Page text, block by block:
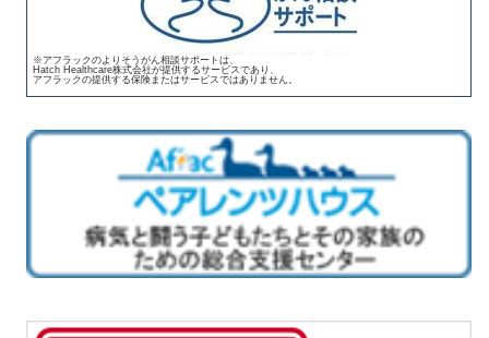
※アフラックのよりそうがん相談サポートは、
Hatch Healthcare株式会社が提供するサービスであり、
アフラックの提供する保険またはサービスではありません。